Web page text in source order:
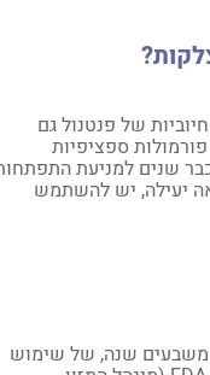
של פנטנול גם
ספציפיות
למניעת התפתחות
יש להשתמש
שנה, של שימוש